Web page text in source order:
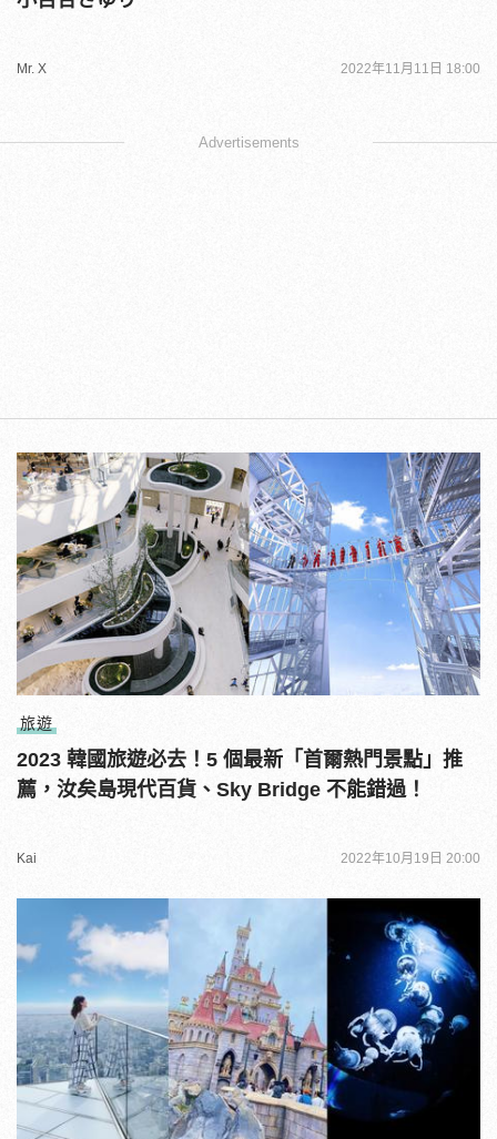
Mr. X 2022年11月11日 18:00
Advertisements
旅遊
2023 韓國旅遊必去！5 個最新「首爾熱門景點」推
薦，汝矣島現代百貨、Sky Bridge 不能錯過！
Kai 2022年10月19日 20:00